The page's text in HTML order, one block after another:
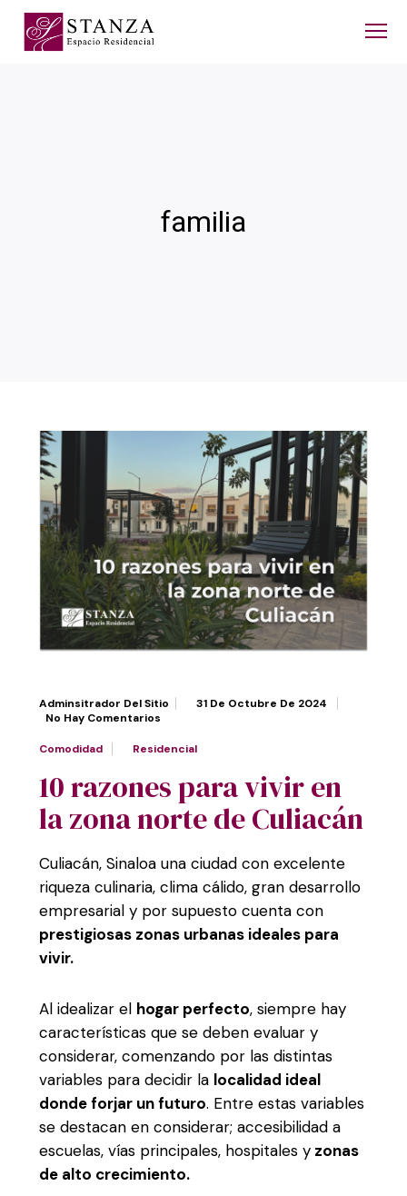
familia
Adminsitrador Del Sitio
31 De Octubre De 2024
No Hay Comentarios
Comodidad Residencial
10 razones para vivir en
la zona norte de Culiacán
Culiacán, Sinaloa una ciudad con excelente
riqueza culinaria, clima cálido, gran desarrollo
empresarial y por supuesto cuenta con
prestigiosas zonas urbanas ideales para
vivir.
Al idealizar el hogar perfecto, siempre hay
características que se deben evaluar y
considerar, comenzando por las distintas
variables para decidir la localidad ideal
donde forjar un futuro. Entre estas variables
se destacan en considerar; accesibilidad a
escuelas, vías principales, hospitales yzonas
de alto crecimiento.